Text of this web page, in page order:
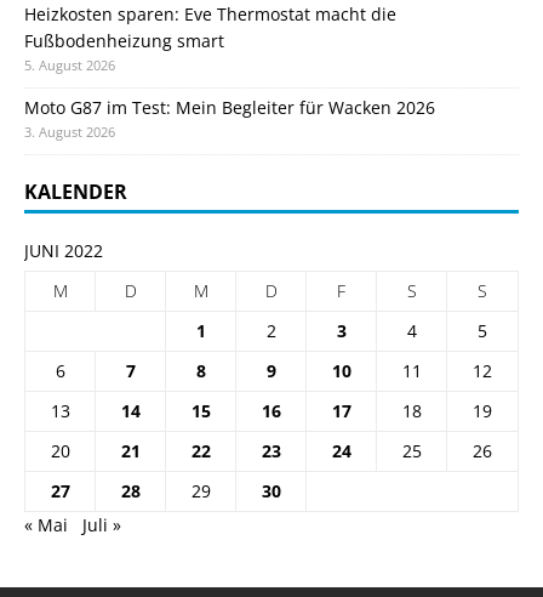
Heizkosten sparen: Eve Thermostat macht die
Fußbodenheizung smart
5. August 2026
Moto G87 im Test: Mein Begleiter für Wacken 2026
3. August 2026
KALENDER
JUNI 2022
M
D M D F S
S
1
2 3 4
5
6
7 8 9 10 11
12
13
14 15 16 17 18
19
20
21 22 23 24 25
26
27
28 29
30
« Mai
Juli »